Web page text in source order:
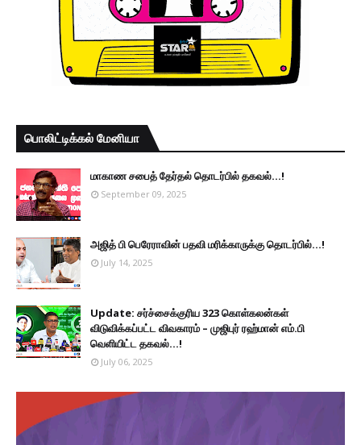
பொலிட்டிக்கல் மேனியா
மாகாண சபைத் தேர்தல் தொடர்பில் தகவல்...!
September 09, 2025
அஜித் பி பெரேராவின் பதவி மரிக்காருக்கு தொடர்பில்...!
July 14, 2025
Update: சர்ச்சைக்குரிய 323 கொள்கலன்கள்
விடுவிக்கப்பட்ட விவகாரம் – முஜிபுர் ரஹ்மான் எம்.பி
வெளியிட்ட தகவல்...!
July 06, 2025